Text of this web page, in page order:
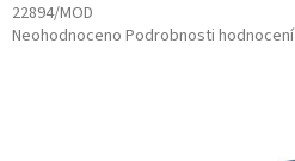
22894/MOD
Průměrné
Neohodnoceno Podrobnosti hodnocení